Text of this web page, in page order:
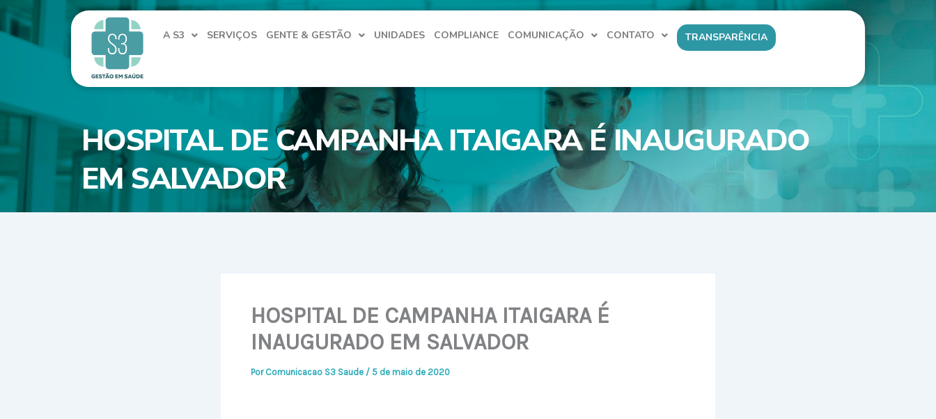
para
A S3 SERVIÇOS GENTE & GESTÃO UNIDADES COMPLIANCE COMUNICAÇÃO CONTATO TRANSPARÊNCIA
HOSPITAL DE CAMPANHA ITAIGARA É INAUGURADO
EM SALVADOR
HOSPITAL DE CAMPANHA ITAIGARA É
INAUGURADO EM SALVADOR
Por Comunicacao S3 Saude / 5 de maio de 2020